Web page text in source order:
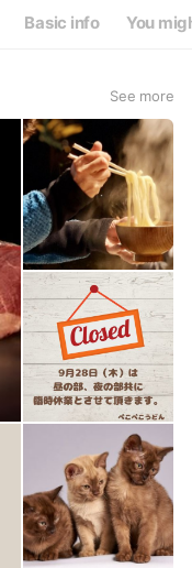
Basic info You
See more